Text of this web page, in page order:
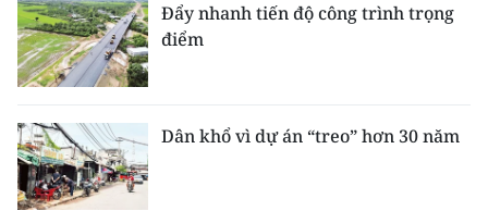
Đẩy nhanh tiến độ công trình trọng
điểm
Dân khổ vì dự án “treo” hơn 30 năm